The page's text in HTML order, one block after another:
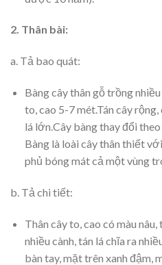
2. Thân bài:
a. Tả bao quát:
Bàng cây thân gỗ trồng
to, cao 5-7 mét.Tán cây rộng,
lá lớn.Cây bàng thay đổi
Bàng là loài cây thân thiết
phủ bóng mát cả một vùng
b. Tả chi tiết:
Thân cây to, cao có màu
nhiều cành, tán lá chĩa ra
bàn tay, mặt trên xanh đậm,